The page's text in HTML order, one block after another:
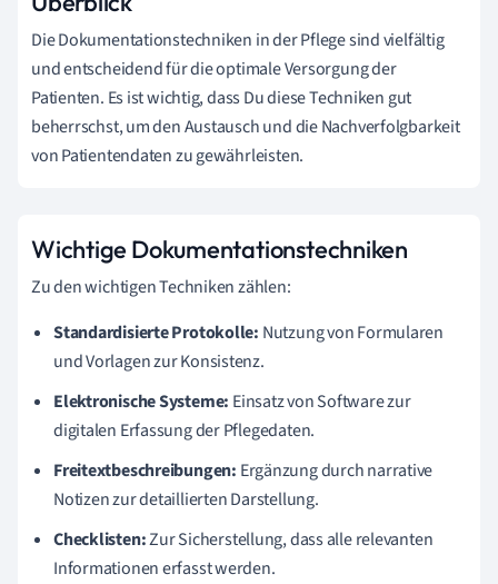
Die Dokumentationstechniken in der Pflege sind vielfältig
und entscheidend für die optimale Versorgung der
Patienten. Es ist wichtig, dass Du diese Techniken gut
beherrschst, um den Austausch und die Nachverfolgbarkeit
von Patientendaten zu gewährleisten.
Wichtige Dokumentationstechniken
Zu den wichtigen Techniken zählen:
Standardisierte Protokolle: Nutzung von Formularen
und Vorlagen zur Konsistenz.
Elektronische Systeme: Einsatz von Software zur
digitalen Erfassung der Pflegedaten.
Freitextbeschreibungen: Ergänzung durch narrative
Notizen zur detaillierten Darstellung.
Checklisten:Zur Sicherstellung, dass alle relevanten
Informationen erfasst werden.